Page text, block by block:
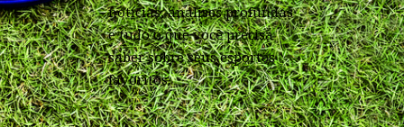
notícias, análises profundas
e tudo o que você precisa
saber sobre seus esportes
favoritos.